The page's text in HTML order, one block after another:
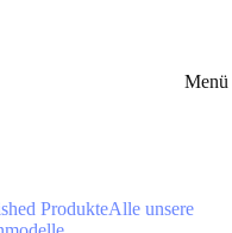
Menü
ProdukteAlle unsere